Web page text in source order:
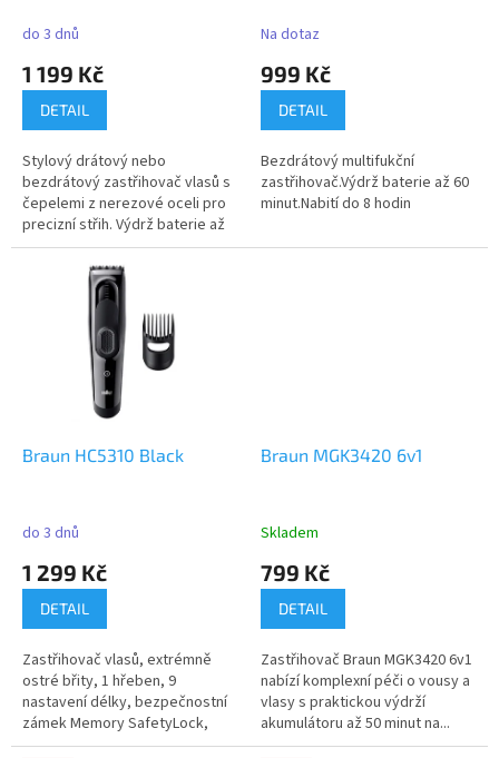
do 3 dnů
1 199 Kč
DETAIL
Stylový drátový nebo
bezdrátový zastřihovač vlasů s
čepelemi z nerezové oceli pro
precizní střih. Výdrž baterie až
na...
Na dotaz
999 Kč
DETAIL
Bezdrátový multifukční
zastřihovač.Výdrž baterie až 60
minut.Nabití do 8 hodin
Braun HC5310 Black
do 3 dnů
1 299 Kč
DETAIL
Zastřihovač vlasů, extrémně
ostré břity, 1 hřeben, 9
nastavení délky, bezpečnostní
zámek Memory SafetyLock,
pro...
Braun MGK3420 6v1
Skladem
799 Kč
DETAIL
Zastřihovač Braun MGK3420 6v1
nabízí komplexní péči o vousy a
vlasy s praktickou výdrží
akumulátoru až 50 minut na...